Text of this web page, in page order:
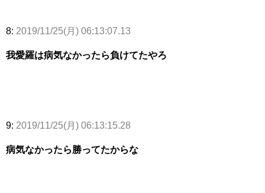
8: 2019/11/25(月) 06:13:07.13
我愛羅は病気なかったら負けてたやろ
9: 2019/11/25(月) 06:13:15.28
病気なかったら勝ってたからな